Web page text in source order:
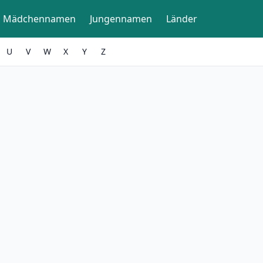
Mädchennamen Jungennamen Länder
U V W X Y Z